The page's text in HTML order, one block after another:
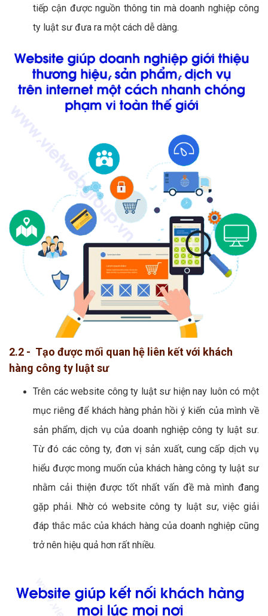
tiếp cận được nguồn thông tin mà doanh nghiệp công
ty luật sư đưa ra một cách dễ dàng.
2.2 - Tạo được mối quan hệ liên kết với khách
hàng công ty luật sư
Trên các website công ty luật sư hiện nay luôn có một
mục riêng để khách hàng phản hồi ý kiến của mình về
sản phẩm, dịch vụ của doanh nghiệp công ty luật sư.
Từ đó các công ty, đơn vị sản xuất, cung cấp dịch vụ
hiểu được mong muốn của khách hàng công ty luật sư
nhằm cải thiện được tốt nhất vấn đề mà mình đang
gặp phải. Nhờ có website công ty luật sư, việc giải
đáp thắc mắc của khách hàng của doanh nghiệp cũng
trở nên hiệu quả hơn rất nhiều.